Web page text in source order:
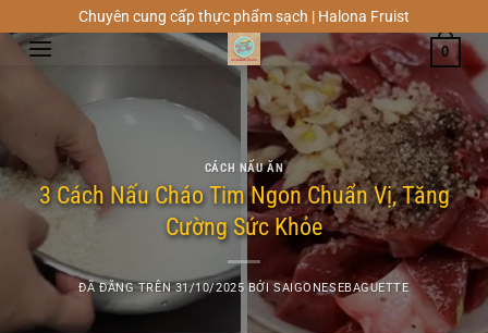
đến
Chuyên cung cấp thực phẩm sạch | Halona Fruist
0
CÁCH NẤU ĂN
3 Cách Nấu Cháo Tim Ngon Chuẩn Vị, Tăng
Cường Sức Khỏe
ĐÃ ĐĂNG TRÊN31/10/2025 BỞISAIGONESEBAGUETTE